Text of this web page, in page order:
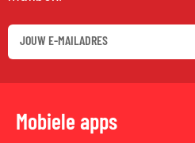
Mobiele apps